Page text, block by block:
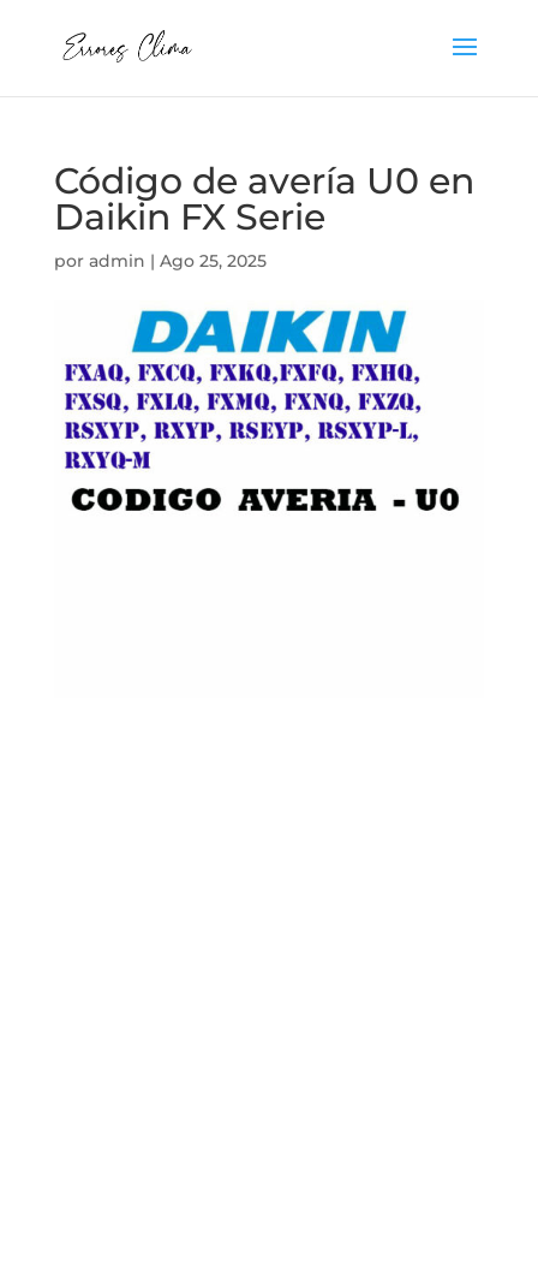
Código de avería U0 en
Daikin FX Serie
por admin | Ago 25, 2025